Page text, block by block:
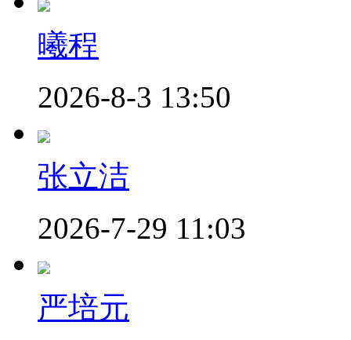
曦程
2026-8-3 13:50
张立洁
2026-7-29 11:03
严培元